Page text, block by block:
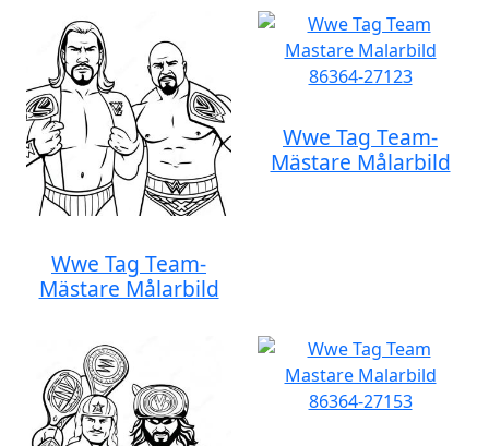
Wwe Tag Team-
Mästare Målarbild
Wwe Tag Team-
Mästare Målarbild